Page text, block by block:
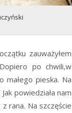
zauważyłem
po chwili,w
małego pieska. Na
powiedziała nam
rana. Na szczęście